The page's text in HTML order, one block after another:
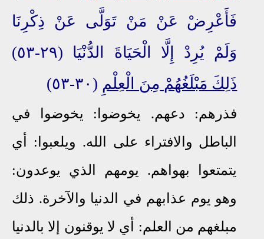
فَأَعْرِضْ عَنْ مَنْ تَوَلَّى عَنْ ذِكْرِنَا
وَلَمْ يُرِدْ إِلَّا الْحَيَاةَ الدُّنْيَا (٢٩-٥٣)
ذَلِكَ مَبْلَغُهُمْ مِنَ الْعِلْمِ (٣٠-٥٣)
فذرهم: دعهم. يخوضوا: يخوضوا في
الباطل والافتراء على الله. ويلعبوا: أي
يتمتعوا بهواهم. يومهم الذي يوعدون:
وهو يوم عذابهم في الدنيا والآخرة. ذلك
مبلغهم من العلم: أي لا يوقنون إلا بالدنيا